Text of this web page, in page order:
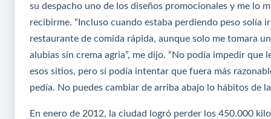
su despacho uno de los diseños promocionales y me lo
recibirme. “Incluso cuando estaba perdiendo peso solía
restaurante de comida rápida, aunque solo me tomara
alubias sin crema agria”, me dijo. “No podía impedir que
esos sitios, pero sí podía intentar que fuera más
pedía. No puedes cambiar de arriba abajo lo hábitos de la
En enero de 2012, la ciudad logró perder los 450.000